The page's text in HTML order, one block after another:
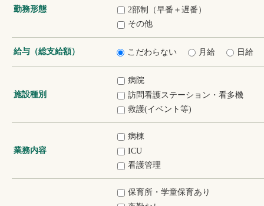
勤務形態
2部制（早番＋遅番）
その他
給与（総支給額） こだわらない 月給 日給
施設種別
病院
訪問看護ステーション・看多機
救護(イベント等)
業務内容
病棟
ICU
看護管理
保育所・学童保育あり